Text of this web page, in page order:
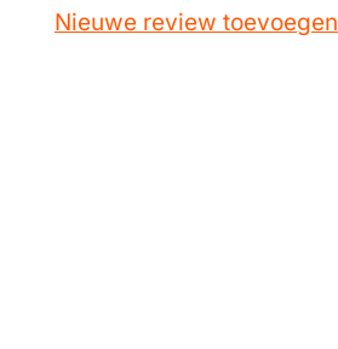
Nieuwe review toevoegen